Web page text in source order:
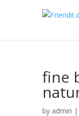
fine
by admin |